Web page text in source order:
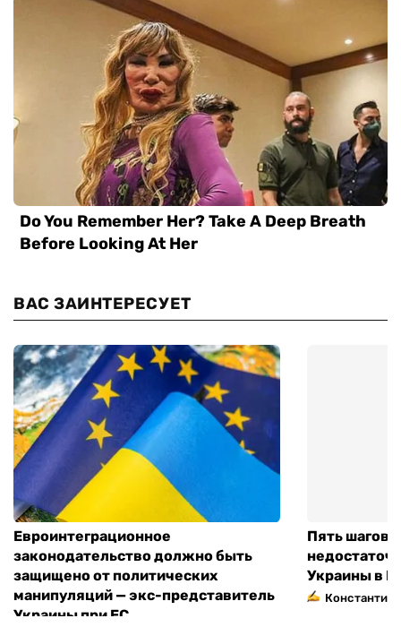
ВАС ЗАИНТЕРЕСУЕТ
Евроинтеграционное
законодательство должно быть
защищено от политических
манипуляций — экс-представитель
Украины при ЕС
Пять шагов
Украины в
Константин